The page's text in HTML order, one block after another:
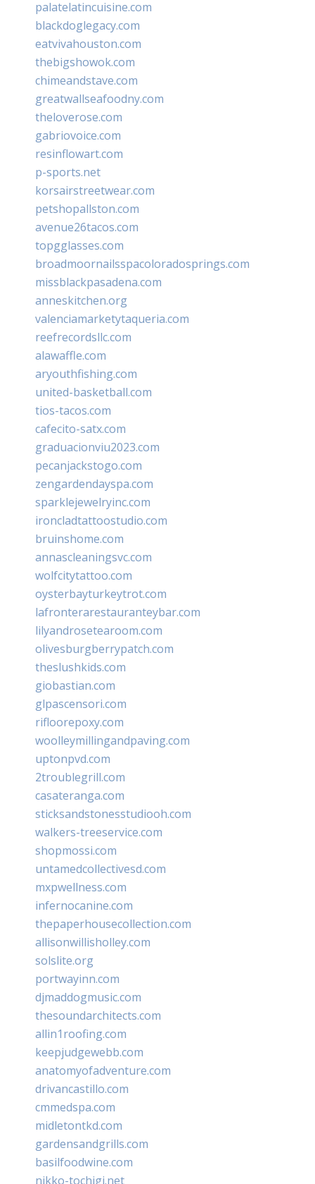
palatelatincuisine.com
blackdoglegacy.com
eatvivahouston.com
thebigshowok.com
chimeandstave.com
greatwallseafoodny.com
theloverose.com
gabriovoice.com
resinflowart.com
p-sports.net
korsairstreetwear.com
petshopallston.com
avenue26tacos.com
topgglasses.com
broadmoornailsspacoloradosprings.com
missblackpasadena.com
anneskitchen.org
valenciamarketytaqueria.com
reefrecordsllc.com
alawaffle.com
aryouthfishing.com
united-basketball.com
tios-tacos.com
cafecito-satx.com
graduacionviu2023.com
pecanjackstogo.com
zengardendayspa.com
sparklejewelryinc.com
ironcladtattoostudio.com
bruinshome.com
annascleaningsvc.com
wolfcitytattoo.com
oysterbayturkeytrot.com
lafronterarestauranteybar.com
lilyandrosetearoom.com
olivesburgberrypatch.com
theslushkids.com
giobastian.com
glpascensori.com
rifloorepoxy.com
woolleymillingandpaving.com
uptonpvd.com
2troublegrill.com
casateranga.com
sticksandstonesstudiooh.com
walkers-treeservice.com
shopmossi.com
untamedcollectivesd.com
mxpwellness.com
infernocanine.com
thepaperhousecollection.com
allisonwillisholley.com
solslite.org
portwayinn.com
djmaddogmusic.com
thesoundarchitects.com
allin1roofing.com
keepjudgewebb.com
anatomyofadventure.com
drivancastillo.com
cmmedspa.com
midletontkd.com
gardensandgrills.com
basilfoodwine.com
nikko-tochigi.net